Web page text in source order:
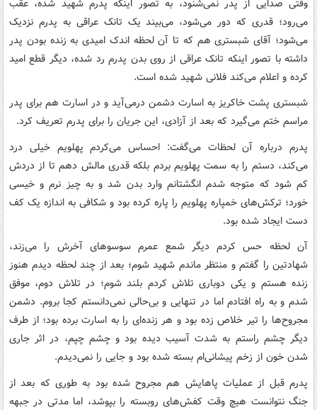
وقتی صدایی از پدر نمی‌شنود،‌ به تصور اینکه پدرم شهید شده، عقب
می‌رود؛ قدری که دور می‌شود، می‌بیند یک تانک عراقی به پدرم نزدیک
می‌شود؛ آقای شبستری هم که تا آن لحظه اندک امیدی به زنده بودن پدر
داشته با تصور اینکه تانک عراقی از روی بدن پدرم رد شده، دیگر قطع امید
کرده و اعلام می‌کند فلانی شهید شده است.
شبستری پشت خاکریز به اسارت دشمن درمی‌آید و در اسارت هم برای پدر
مراسم ختم می‌گیرد که بعد از آزادی، این جریان را برای پدرم تعریف ‌‌کرد.
پدرم درباره آن لحظات می‌گفت: احساس می‌کردم پهلویم خیلی درد
می‌کند، دستم را به سمت پهلویم بردم بلکه قدری مالش دهم تا از دردش
کم شود که متوجه شدم انگشتانم وارد بدن شد و به چیز نرم و خیسی
خورد؛ ترکش‌های خمپاره پهلویم را پاره کرده بود و شکافی به اندازه یک کف
دست ایجاد شده بود.
آن لحظه حس کردم دیگر شمع عمرم سوسوهای آخرش را می‌زند،
شهادتین را گفتم و منتظر ماندم شهید شوم؛ بعد از چند لحظه دیدم هنوز
زنده هستم و یکی دوباری تلاش کردم بلند شوم؛‌ در تلاش دوم، موفق
شدم و به راه افتادم اما در تنهایی و بی‌حالی نمی‌دانستم کجا بروم. دشمن
مجروح‌ها را تیر خلاص زده بود و هر زنده‌ای را به اسارت برده بود؛ از طرف
دیگر چشم راستم به شدت آسیب دیده بود و چشم چپم، در اثر جاری
شدن خون از زخم پیشانی‌ام بسته شده بود و جایی را نمی‌دیدم.
پدرم قبل از عملیات پاهایش هم مجروح شده بود به طوری که بعد از
جنگ نتوانست هیچ وقت کفش‌های روبسته را بپوشد، اما مدتی در جبهه